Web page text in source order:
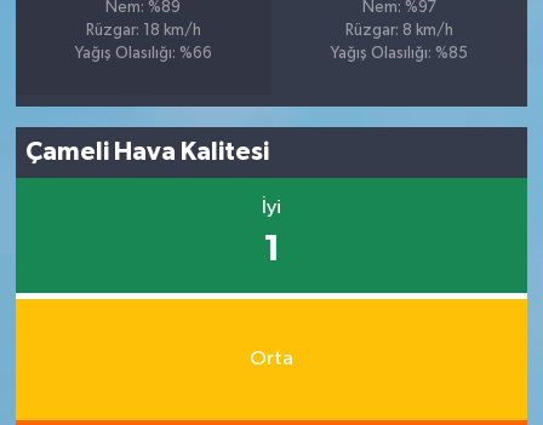
Nem: %89
Rüzgar: 18 km/h
Yağış Olasılığı: %66
Nem: %97
Rüzgar: 8 km/h
Yağış Olasılığı: %85
Çameli Hava Kalitesi
İyi
1
Orta